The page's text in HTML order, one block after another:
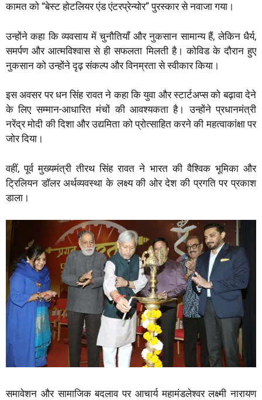
कामत को “बेस्ट होटलियर एंड एंटरप्रेन्योर” पुरस्कार से नवाजा गया।
उन्होंने कहा कि व्यवसाय में चुनौतियाँ और नुकसान सामान्य हैं, लेकिन धैर्य,
समर्पण और आत्मविश्वास से ही सफलता मिलती है। कोविड के दौरान हुए
नुकसान को उन्होंने दृढ़ संकल्प और विनम्रता से स्वीकार किया।
इस अवसर पर धन सिंह रावत ने कहा कि युवा और स्टार्टअप्स को बढ़ावा देने
के लिए सम्मान-आधारित मंचों की आवश्यकता है। उन्होंने प्रधानमंत्री
नरेंद्र मोदी की दिशा और उद्यमिता को प्रोत्साहित करने की महत्वाकांक्षा पर
जोर दिया।
वहीं, पूर्व मुख्यमंत्री तीरथ सिंह रावत ने भारत की वैश्विक भूमिका और
ट्रिलियन डॉलर अर्थव्यवस्था के लक्ष्य की ओर देश की प्रगति पर प्रकाश
डाला।
समावेशन और सामाजिक बदलाव पर आचार्य महामंडलेश्वर लक्ष्मी नारायण